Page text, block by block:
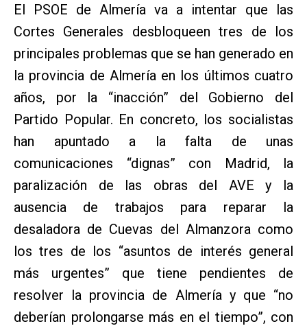
El PSOE de Almería va a intentar que las
Cortes Generales desbloqueen tres de los
principales problemas que se han generado en
la provincia de Almería en los últimos cuatro
años, por la “inacción” del Gobierno del
Partido Popular. En concreto, los socialistas
han apuntado a la falta de unas
comunicaciones “dignas” con Madrid, la
paralización de las obras del AVE y la
ausencia de trabajos para reparar la
desaladora de Cuevas del Almanzora como
los tres de los “asuntos de interés general
más urgentes” que tiene pendientes de
resolver la provincia de Almería y que “no
deberían prolongarse más en el tiempo”, con